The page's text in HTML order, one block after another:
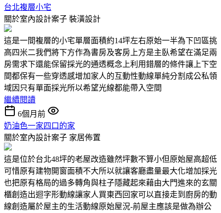
台北複層小宅
關於室內設計案子 裝潢設計
這是一間複層的小宅單層面積約14坪左右原始一半為下凹區挑
高四米二我們將下方作為書房及客房上方是主臥希望在滿足兩
房需求下還能保留採光的通透概念上利用錯層的條件讓上下空
間都保有一些穿透感增加家人的互動性動線單純分割成公私領
域因只有單面採光所以希望光線都能帶入空間
繼續閱讀
6個月前
奶油色一家四口的家
關於室內設計案子 家居佈置
這是位於台北48坪的老屋改造雖然坪數不算小但原始屋高超低
可惜原有建物開窗面積不大所以就讓客廳盡量最大化增加採光
也把原有格局的過多轉角與柱子隱藏起來藉由大門進來的玄關
櫃創造出迴字形動線讓家人買東西回家可以直接走到廚房的動
線創造屬於屋主的生活動線原始屋況-前屋主應該是做為辦公